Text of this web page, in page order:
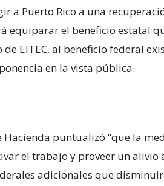
a Puerto Rico a una
equiparar el beneficio estatal
EITEC, al beneficio federal
en la vista pública.
Hacienda puntualizó “que la
el trabajo y proveer un alivio
adicionales que